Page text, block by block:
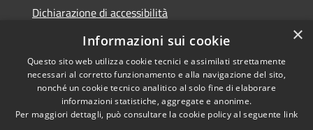
Dichiarazione di accessibilità
Meccanismo di Feedback
Accessibilità
Copyright © 2026 • Comune di
Chieri • Powered by
×
Informazioni sui cookie
Questo sito web utilizza cookie tecnici e assimilati strettamente
necessari al corretto funzionamento e alla navigazione del sito,
nonché un cookie tecnico analitico al solo fine di elaborare
informazioni statistiche, aggregate e anonime.
Per maggiori dettagli, può consultare la cookie policy al seguente link